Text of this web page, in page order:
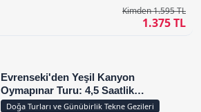
Kimden 1.595 TL
1.375 TL
Evrenseki'den Yeşil Kanyon
Oymapınar Turu: 4,5 Saatlik
Katamaran Seyri
Doğa Turları ve Günübirlik Tekne Gezileri